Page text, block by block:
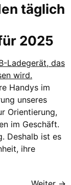
täglich
2025
Handys im
unseres
Orientierung,
im Geschäft.
Deshalb ist es
ihre